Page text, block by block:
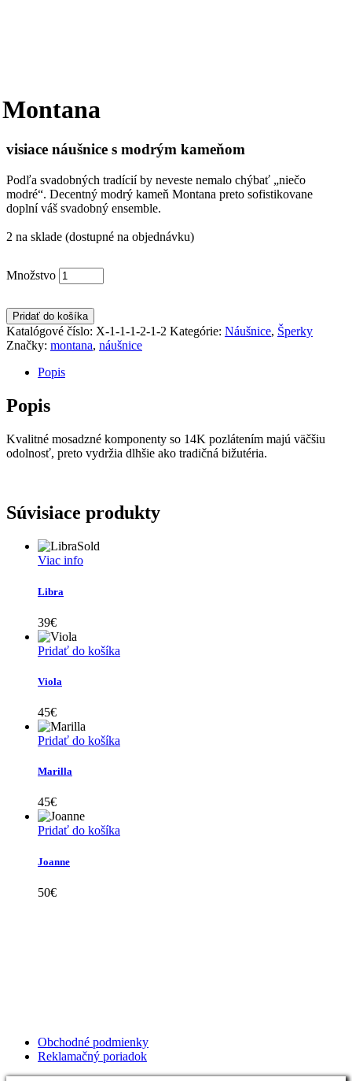
Montana
visiace náušnice s modrým kameňom
Podľa svadobných tradícií by neveste nemalo chýbať „niečo
modré“. Decentný modrý kameň Montana preto sofistikovane
doplní váš svadobný ensemble.
2 na sklade (dostupné na objednávku)
Množstvo
Pridať do košíka
Katalógové číslo: X-1-1-1-2-1-2 Kategórie: Náušnice, Šperky
Značky: montana, náušnice
Popis
Popis
Kvalitné mosadzné komponenty so 14K pozlátením majú väčšiu
odolnosť, preto vydržia dlhšie ako tradičná bižutéria.
Súvisiace produkty
Sold
Viac info
Libra
39€
Pridať do košíka
Viola
45€
Pridať do košíka
Marilla
45€
Pridať do košíka
Joanne
50€
Obchodné podmienky
Reklamačný poriadok